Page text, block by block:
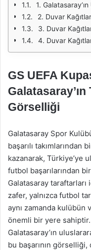
1.
2. Duvar
3. Duvar
4. Duvar
GS UEFA
Görselliği
Galatasaray Spor
başarılı takımlarından
kazanarak, Türkiye’ye
futbol başarılarından
Galatasaray
zafer, yalnızca futbol
aynı zamanda kulübün
önemli bir yere sahiptir.
Galatasaray’ın
bu başarının görselliği,